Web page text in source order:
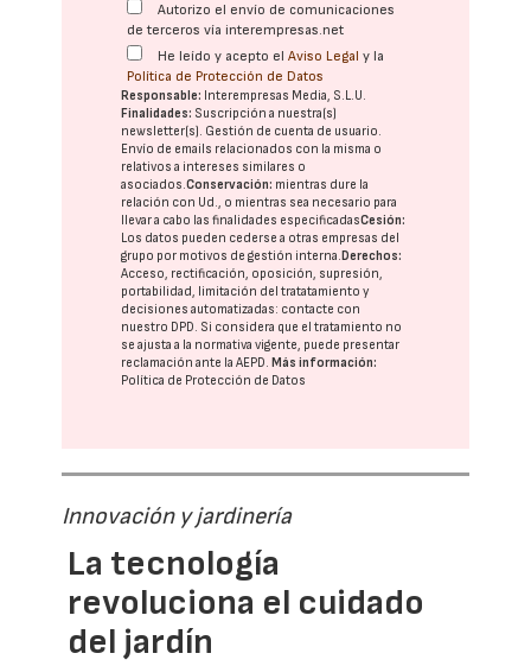
Autorizo el envío de comunicaciones
de terceros vía interempresas.net
He leído y acepto elAviso Legal y la
Política de Protección de Datos
Responsable: Interempresas Media, S.L.U.
Finalidades: Suscripción a nuestra(s)
newsletter(s). Gestión de cuenta de usuario.
Envío de emails relacionados con la misma o
relativos a intereses similares o
asociados.Conservación: mientras dure la
relación con Ud., o mientras sea necesario para
llevar a cabo las finalidades especificadasCesión:
Los datos pueden cederse a otras empresas del
grupo por motivos de gestión interna. Derechos:
Acceso, rectificación, oposición, supresión,
portabilidad, limitación del tratatamiento y
decisiones automatizadas: contacte con
nuestro DPD. Si considera que el tratamiento no
se ajusta a la normativa vigente, puede presentar
reclamación ante laAEPD. Más información:
Política de Protección de Datos
Innovación y jardinería
La tecnología
revoluciona el cuidado
del jardín